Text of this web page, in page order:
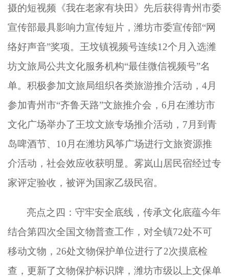
摄的短视频《我在老家有块田》先后获得青州市委
宣传部最具影响力宣传短片，潍坊市委宣传部“网
络好声音”奖项。王坟镇视频号连续12个月入选潍
坊文旅局公共文化服务机构“最佳微信视频号”名
单。积极参加文旅局组织各类旅游推介活动，4月
参加青州市“齐鲁天路”文旅推介会，6月在潍坊市
文化广场举办了王坟文旅专场推介活动，7月到青
岛啤酒节、10月在潍坊风筝广场进行文旅资源推
介活动，社会效应收获明显。雾岚山居民宿经过专
家评定验收，被评为国家乙级民宿。
亮点之四：守牢安全底线，传承文化底蕴今年
结合第四次全国文物普查工作，对全镇72处不可
移动文物，26处文物保护单位进行了2次摸底检
查，更新了文物保护标识牌，潍坊市级以上文保单